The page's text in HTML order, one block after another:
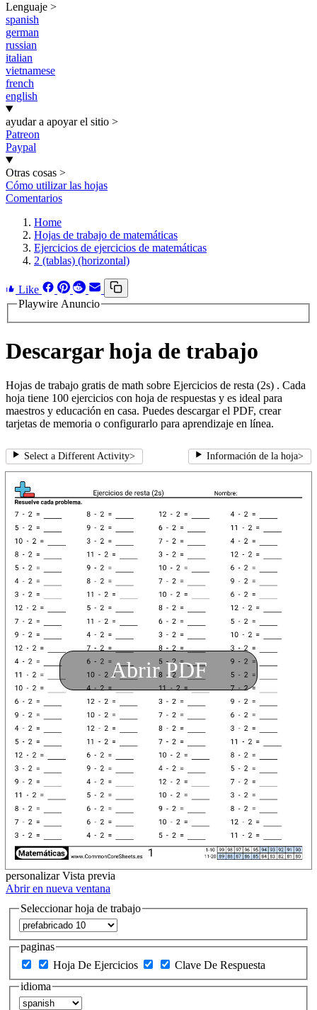
Lenguaje >
spanish
german
russian
italian
vietnamese
french
english
ayudar a apoyar el sitio >
Patreon
Paypal
Otras cosas >
Cómo utilizar las hojas
Comentarios
Home
Hojas de trabajo de matemáticas
Ejercicios de ejercicios de matemáticas
2 (tablas) (horizontal)
Like
Playwire Anuncio
Descargar hoja de trabajo
Hojas de trabajo gratis de math sobre Ejercicios de resta (2s) . Cada
hoja tiene 100 ejercicios con hoja de respuestas y es ideal para
maestros y educación en casa. Puedes descargar el PDF, crear
tarjetas de memoria o configurarlo para aprendizaje en línea.
Select a Different Activity> Información de la hoja>
Abrir PDF
personalizar Vista previa
Abrir en nueva ventana
Seleccionar hoja de trabajo
paginas
Hoja De Ejercicios
Clave De Respuesta
idioma